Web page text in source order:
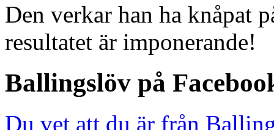
Den verkar han ha knåpat
resultatet är imponerande!
Ballingslöv på
Du vet att du är från